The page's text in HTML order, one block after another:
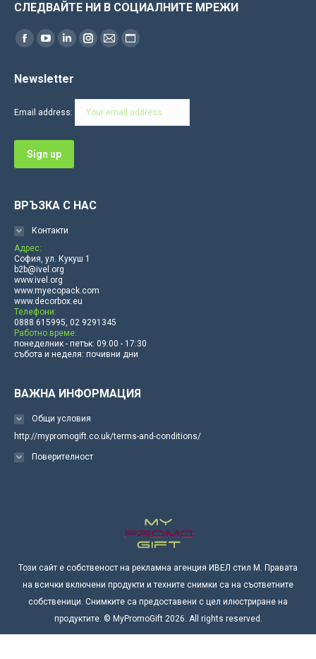
СЛЕДВАЙТЕ НИ В СОЦИАЛНИТЕ МРЕЖИ
Find us on:
Facebook
opens
window
YouTube
opens
window
Linkedin
opens
window
Instagram
in
Mail
in
Website
in
Newsletter
Email address:
ВРЪЗКА С НАС
Контакти
Адрес:
София, ул. Кукуш 1
b2b@ivel.org
www.ivel.org
www.myecopack.com
www.decorbox.eu
Телефони:
0888 615995, 02 9291345
Работно време:
понеделник - петък: 09:00 - 17:30
събота и неделя: почивни дни
ВАЖНА ИНФОРМАЦИЯ
Общи условия
http://mypromogift.co.uk/terms-and-conditions/
Поверителност
Този сайт е собственост на рекламна агенция ИВЕЛ стил М. Правата
на всички включени продукти и техните снимки са на съответните
собственици. Снимките са предоставени с цел илюстриране на
продуктите. © MyPromoGift 2026. All rights reserved.